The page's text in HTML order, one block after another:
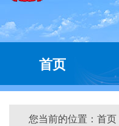
首页
您当前的位置： 首页